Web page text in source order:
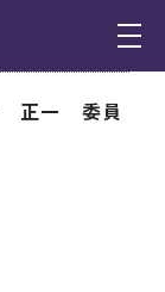
正一 委員